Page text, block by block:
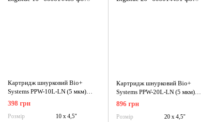
Картридж шнурковий Bio+
Systems PPW-10L-LN (5 мкм)
BigBlue 10″
398 грн
Розмір
10 х 4,5"
Картридж шнурковий Bio+
Systems PPW-20L-LN (5 мкм)
BigBlue 20″
896 грн
Розмір
20 х 4,5"